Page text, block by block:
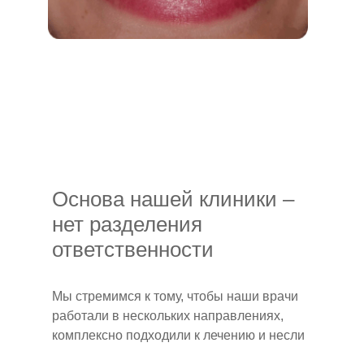
Ретенционный период лечения
Рекомендована установка ретейнера,
чтобы не позволить зубам вернуться в
ретенционная каппа.
Мы стремимся к тому, чтобы наши врачи
работали в нескольких направлениях,
комплексно подходили к лечению и несли
Основа нашей клиники –
нет разделения
ответственности